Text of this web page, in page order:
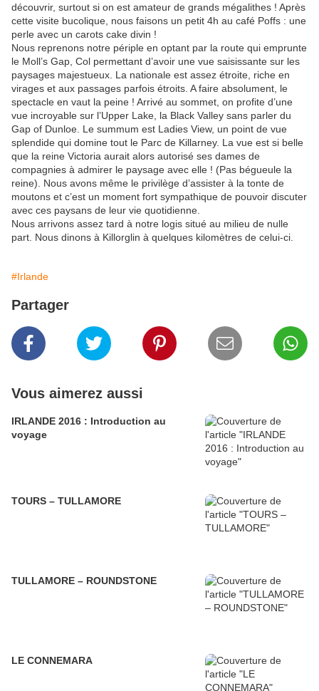
découvrir, surtout si on est amateur de grands mégalithes ! Après
cette visite bucolique, nous faisons un petit 4h au café Poffs : une
perle avec un carots cake divin !
Nous reprenons notre périple en optant par la route qui emprunte
le Moll’s Gap, Col permettant d’avoir une vue saisissante sur les
paysages majestueux. La nationale est assez étroite, riche en
virages et aux passages parfois étroits. A faire absolument, le
spectacle en vaut la peine ! Arrivé au sommet, on profite d’une
vue incroyable sur l’Upper Lake, la Black Valley sans parler du
Gap of Dunloe. Le summum est Ladies View, un point de vue
splendide qui domine tout le Parc de Killarney. La vue est si belle
que la reine Victoria aurait alors autorisé ses dames de
compagnies à admirer le paysage avec elle ! (Pas bégueule la
reine). Nous avons même le privilège d’assister à la tonte de
moutons et c’est un moment fort sympathique de pouvoir discuter
avec ces paysans de leur vie quotidienne.
Nous arrivons assez tard à notre logis situé au milieu de nulle
part. Nous dinons à Killorglin à quelques kilomètres de celui-ci.
#Irlande
Partager
Vous aimerez aussi
IRLANDE 2016 : Introduction au
voyage
TOURS – TULLAMORE
TULLAMORE – ROUNDSTONE
LE CONNEMARA